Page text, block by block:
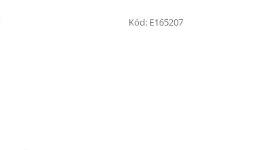
Kód: E165207